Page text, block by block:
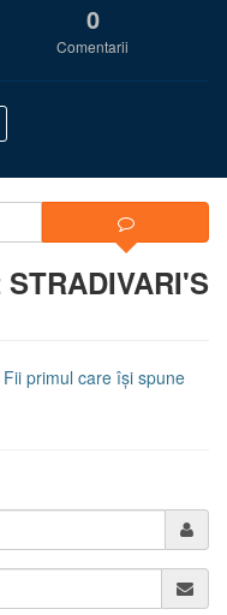
0
Comentarii
primul care își spune